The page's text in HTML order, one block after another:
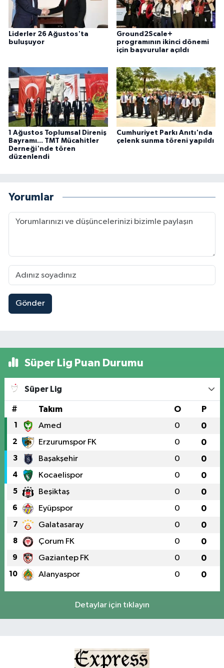
Liderler 26 Ağustos'ta
buluşuyor
Ground2Scale+
programının ikinci dönemi
için başvurular açıldı
1 Ağustos Toplumsal Direniş
Bayramı... TMT Mücahitler
Derneği'nde tören
düzenlendi
Cumhuriyet Parkı Anıtı'nda
çelenk sunma töreni yapıldı
Yorumlar
Gönder
Süper Lig Puan Durumu
Süper Lig
# Takım O P
1 Amed 0 0
2 Erzurumspor FK 0 0
3 Başakşehir 0 0
4 Kocaelispor 0 0
5 Beşiktaş 0 0
6 Eyüpspor 0 0
7 Galatasaray 0 0
8 Çorum FK 0 0
9 Gaziantep FK 0 0
10 Alanyaspor 0 0
Detaylar için tıklayın